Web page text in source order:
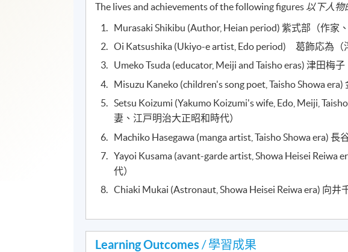
The lives and achievements of the following figures 以下人物
Murasaki Shikibu (Author, Heian period) 紫式部（
Oi Katsushika (Ukiyo-e artist, Edo period) 葛飾応為
Umeko Tsuda (educator, Meiji and Taisho eras) 津田梅
Misuzu Kaneko (children's song poet, Taisho Showa
Setsu Koizumi (Yakumo Koizumi's wife, Edo, Meiji,
妻、江戸明治大正昭和時代）
Machiko Hasegawa (manga artist, Taisho Showa era)
Yayoi Kusama (avant-garde artist, Showa Heisei
代）
Chiaki Mukai (Astronaut, Showa Heisei Reiwa era) 向
Learning Outcomes / 學習成果